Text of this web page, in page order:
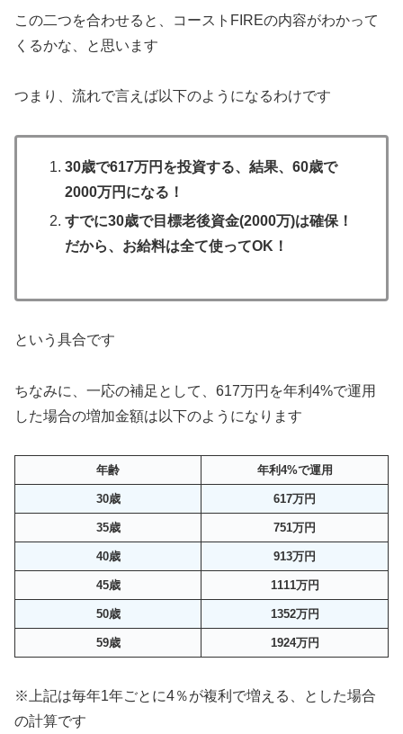
この二つを合わせると、コーストFIREの内容がわかって
くるかな、と思います
つまり、流れで言えば以下のようになるわけです
30歳で617万円を投資する、結果、60歳で
2000万円になる！
すでに30歳で目標老後資金(2000万)は確保！
だから、お給料は全て使ってOK！
という具合です
ちなみに、一応の補足として、617万円を年利4%で運用
した場合の増加金額は以下のようになります
年齢 年利 4%で運用
30歳 617万円
35歳 751万円
40歳 913万円
45歳 1111万円
50歳 1352万円
59歳 1924万円
※上記は毎年1年ごとに4％が複利で増える、とした場合
の計算です